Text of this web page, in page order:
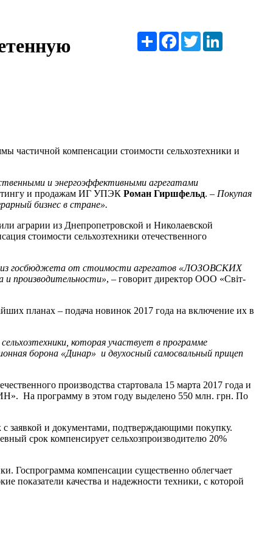
РесурсFacebookTwitter
компенсации стоимости сельхозтехники и
и энергоэффективными агрегатами
и продажам ИГ УПЭК Роман Гиршфельд. – Покупая
бизнес в стране».
аграрии из Днепропетровской и Николаевской
стоимости сельхозтехники отечественного
из госбюджета от стоимости агрегатов «ЛОЗОВСКИХ
производительности», – говорит директор ООО «Світ-
планах – подача новинок 2017 года на включение их в
которая участвует в программе
борона «Динар» и двухосный самосвальный прицеп
производства стартовала 15 марта 2017 года и
На программу в этом году выделено 550 млн. грн. По
и документами, подтверждающими покупку.
срок компенсирует сельхозпроизводителю 20%
Госпрограмма компенсации существенно облегчает
качества и надежности техники, с которой